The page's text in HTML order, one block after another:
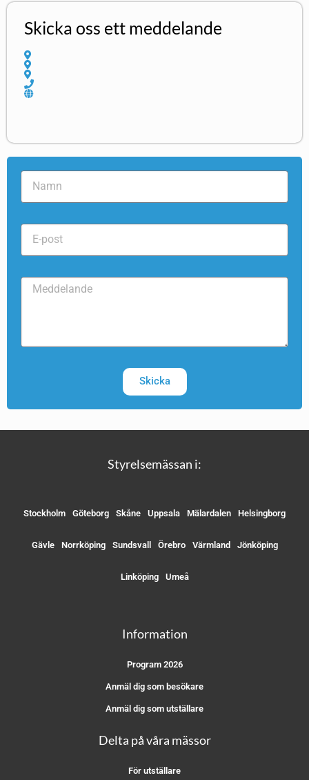
Skicka oss ett meddelande
Skicka
Styrelsemässan i:
Stockholm Göteborg Skåne Uppsala Mälardalen Helsingborg
Gävle Norrköping Sundsvall Örebro Värmland Jönköping
Linköping Umeå
Information
Program 2026
Anmäl dig som besökare
Anmäl dig som utställare
Delta på våra mässor
För utställare